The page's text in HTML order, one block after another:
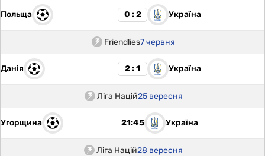
Польща 0 : 2 Україна
Friendlies7 червня
Данія 2 : 1 Україна
Ліга Націй25 вересня
Угорщина 21:45 Україна
Ліга Націй28 вересня